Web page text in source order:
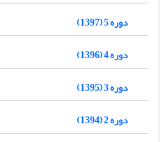
دوره 5 (1397)
دوره 4 (1396)
دوره 3 (1395)
دوره 2 (1394)